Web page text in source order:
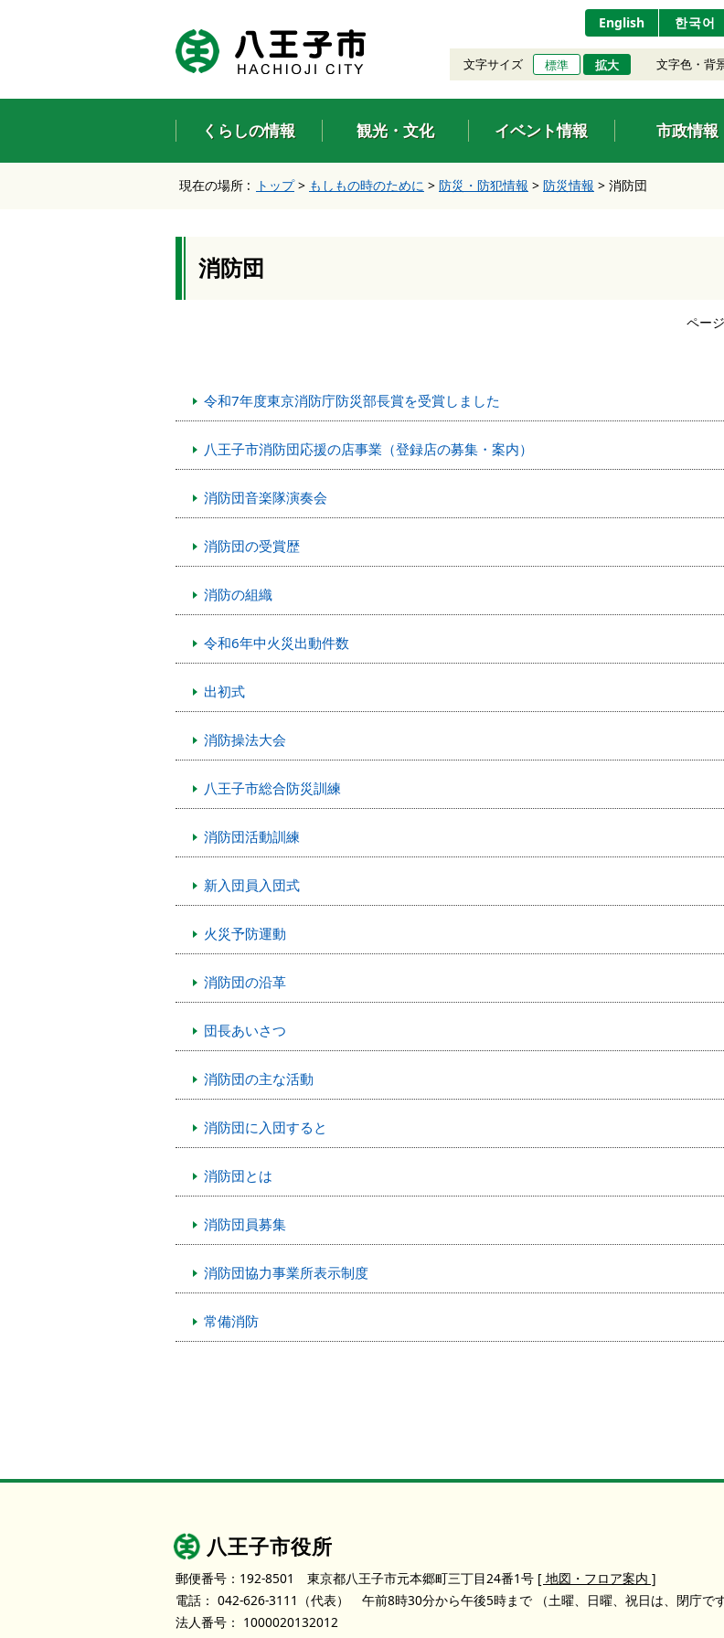
ン
タ
ー
キ
ナ
ビ
シ
を
本
し
English 한국어
文字サイズ 標準 拡大 文字色・背
くらしの情報 観光・文化 イベント情報 市政情報
現在の場所 : トップ> もしもの時のために > 防災・防犯情報 > 防災情報 > 消防団
消防団
ペー
令和7年度東京消防庁防災部長賞を受賞しました
八王子市消防団応援の店事業（登録店の募集・案内）
消防団音楽隊演奏会
消防団の受賞歴
消防の組織
令和6年中火災出動件数
出初式
消防操法大会
八王子市総合防災訓練
消防団活動訓練
新入団員入団式
火災予防運動
消防団の沿革
団長あいさつ
消防団の主な活動
消防団に入団すると
消防団とは
消防団員募集
消防団協力事業所表示制度
常備消防
八王子市役所
郵便番号：192-8501 東京都八王子市元本郷町三丁目24番1号 [ 地図・フロア案内 ]
電話： 042-626-3111 （代表） 午前8時30分から午後5時まで
（土曜、日曜、祝日は、閉庁で
法人番号： 1000020132012